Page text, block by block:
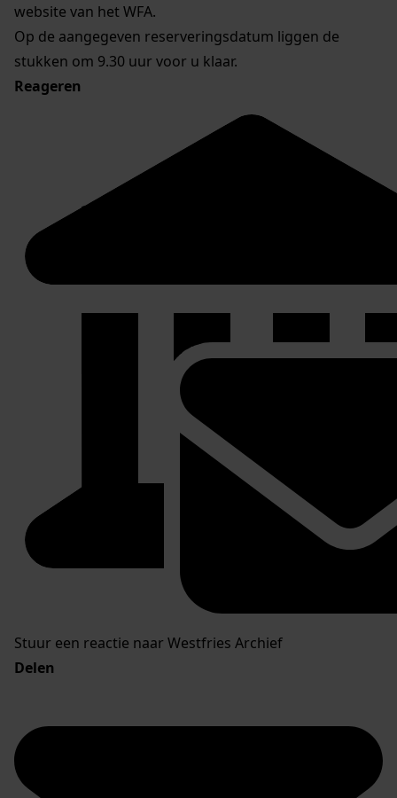
website van het WFA.
Op de aangegeven reserveringsdatum liggen de
stukken om 9.30 uur voor u klaar.
Reageren
Stuur een reactie naar Westfries Archief
Delen